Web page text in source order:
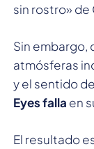
sin rostro» de
Sin embargo,
atmósferas
y el sentido
Eyes falla en
El resultado